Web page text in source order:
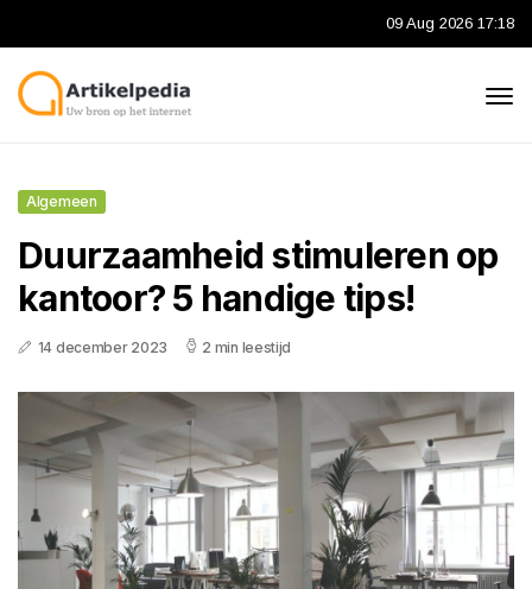
09 Aug 2026 17:18
Algemeen
Duurzaamheid stimuleren op
kantoor? 5 handige tips!
14 december 2023 2 min leestijd